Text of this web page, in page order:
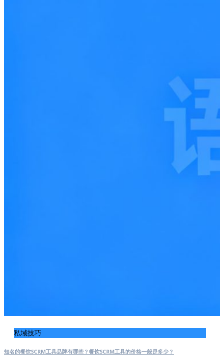
私域技巧
知名的餐饮SCRM工具品牌有哪些？餐饮SCRM工具的价格一般是多少？